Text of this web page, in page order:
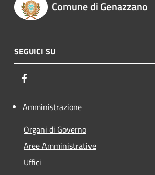
Comune di Genazzano
SEGUICI SU
Amministrazione
Organi di Governo
Aree Amministrative
Uffici